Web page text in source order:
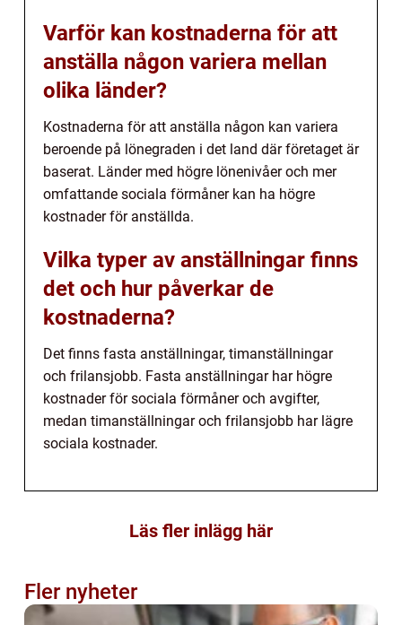
Varför kan kostnaderna för att
anställa någon variera mellan
olika länder?
Kostnaderna för att anställa någon kan variera
beroende på lönegraden i det land där företaget är
baserat. Länder med högre lönenivåer och mer
omfattande sociala förmåner kan ha högre
kostnader för anställda.
Vilka typer av anställningar finns
det och hur påverkar de
kostnaderna?
Det finns fasta anställningar, timanställningar
och frilansjobb. Fasta anställningar har högre
kostnader för sociala förmåner och avgifter,
medan timanställningar och frilansjobb har lägre
sociala kostnader.
Läs fler inlägg här
Fler nyheter